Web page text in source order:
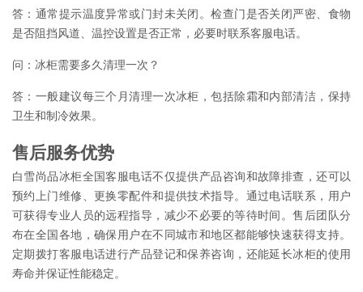
答：通常提示温度异常或门封未关闭。检查门是否关闭严密、食物
是否阻挡风道、温控设置是否正常，必要时联系客服电话。
问：冰柜需要多久清理一次？
答：一般建议每三个月清理一次冰柜，包括除霜和内部清洁，保持
卫生和制冷效果。
售后服务优势
白雪尚品冰柜全国客服电话不仅提供产品咨询和故障排查，还可以
预约上门维修、更换零配件和提供技术指导。通过电话联系，用户
可获得专业人员的远程指导，减少不必要的等待时间。售后团队分
布在全国各地，确保用户在不同城市和地区都能够快速获得支持。
定期拨打客服电话进行产品登记和保养咨询，还能延长冰柜的使用
寿命并保证性能稳定。